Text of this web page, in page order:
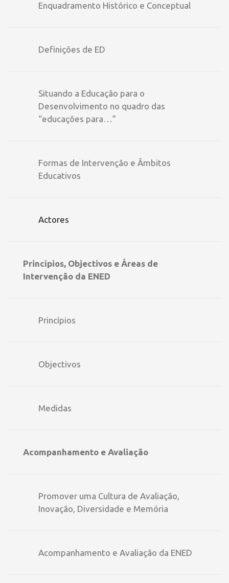
Enquadramento Histórico e Conceptual
Definições de ED
Situando a Educação para o
Desenvolvimento no quadro das
“educações para…”
Formas de Intervenção e Âmbitos
Educativos
Actores
Princípios, Objectivos e Áreas de
Intervenção da ENED
Princípios
Objectivos
Medidas
Acompanhamento e Avaliação
Promover uma Cultura de Avaliação,
Inovação, Diversidade e Memória
Acompanhamento e Avaliação da ENED